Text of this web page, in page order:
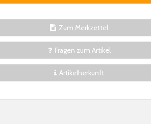
Zum Merkzettel
Fragen zum Artikel
Artikelherkunft